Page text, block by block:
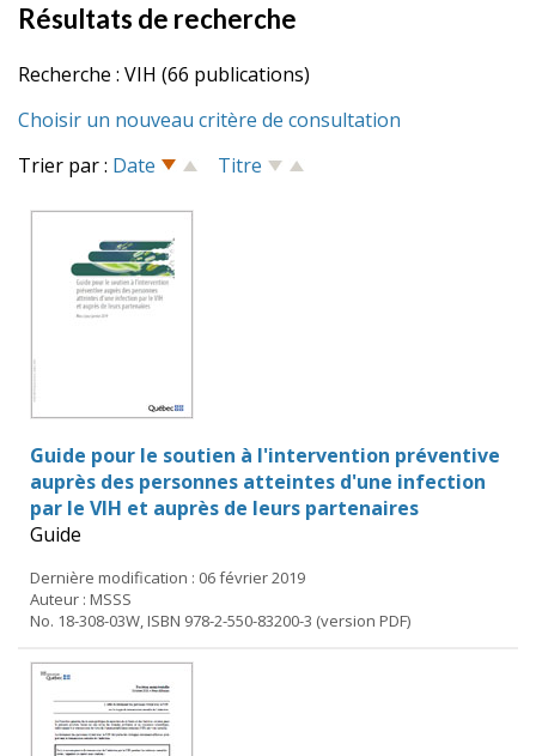
Résultats de recherche
Recherche : VIH (66 publications)
Choisir un nouveau critère de consultation
Trier par : Date Titre
Guide pour le soutien à l'intervention préventive
auprès des personnes atteintes d'une infection
par le VIH et auprès de leurs partenaires
Guide
Dernière modification : 06 février 2019
Auteur : MSSS
No. 18-308-03W, ISBN 978-2-550-83200-3 (version PDF)